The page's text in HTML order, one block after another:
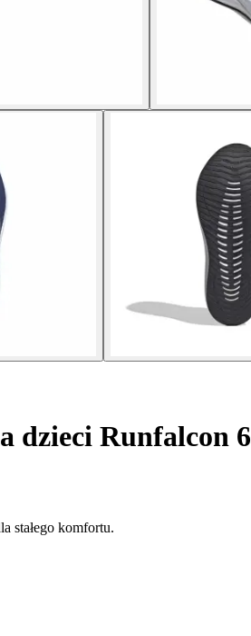
dzieci Runfalcon 6
stałego komfortu.